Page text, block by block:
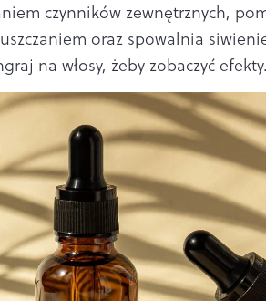
czynników zewnętrznych,
oraz spowalnia
na włosy, żeby zobaczyć efekty.